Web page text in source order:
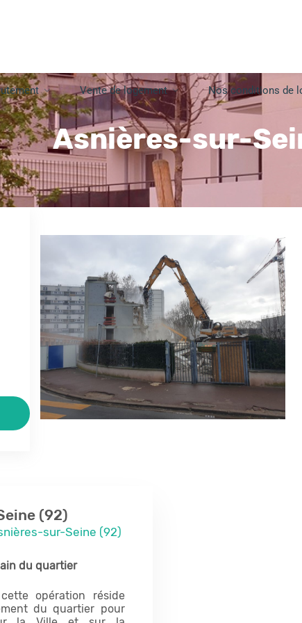
Vente de logement Nos conditions de
Asnières-sur-
(92)
sur-Seine (92)
du quartier
opération réside
du quartier pour